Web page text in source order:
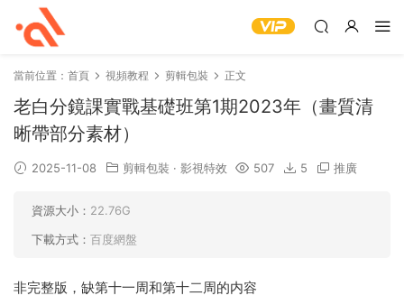
當前位置： 首頁 視頻教程 剪輯包裝 正文
老白分鏡課實戰基礎班第1期2023年（畫質清
晰帶部分素材）
2025-11-08 剪輯包裝 · 影視特效 507 5 推廣
資源大小： 22.76G
下載方式： 百度網盤
非完整版，缺第十一周和第十二周的内容